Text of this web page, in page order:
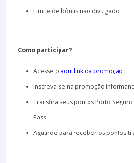
Limite de bônus não divulgado
Como participar?
Acesse o aqui link da promoção
Inscreva-se na promoção
Transfira seus pontos Porto
Pass
Aguarde para receber os pontos